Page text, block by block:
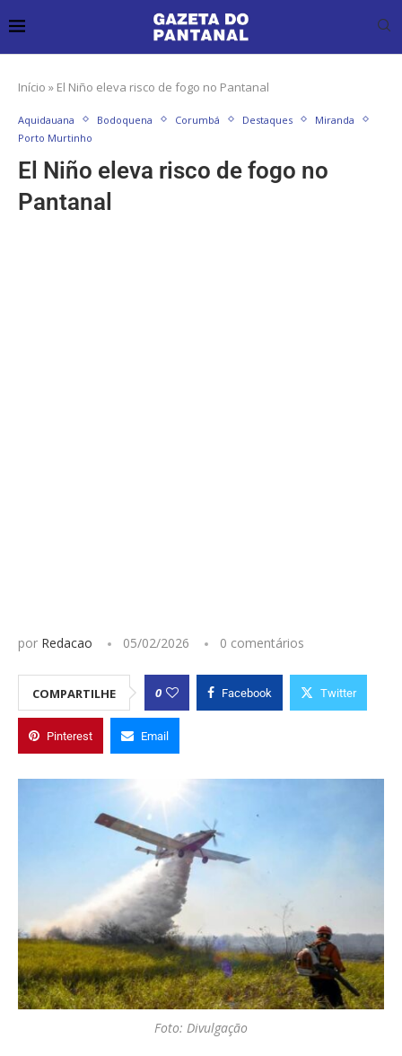
Início » El Niño eleva risco de fogo no Pantanal
Aquidauana Bodoquena Corumbá Destaques
Miranda
Porto Murtinho
El Niño eleva risco de fogo no
Pantanal
por Redacao 05/02/2026 0 comentários
COMPARTILHE 0 Facebook Twitter
Pinterest Email
Foto: Divulgação